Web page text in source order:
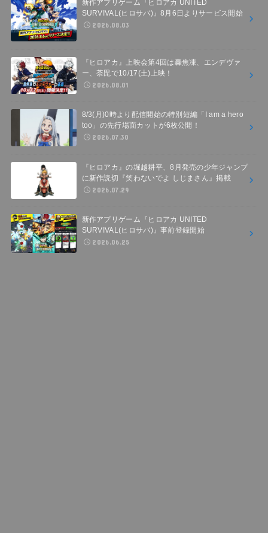
新作アプリゲーム『ヒロアカ UNITED
SURVIVAL(ヒロサバ)』8月6日よりサービス開始
2026.08.03
『ヒロアカ』上映会第4回は轟焦凍、エンデヴァ
ー、荼毘で10/17(土)上映！
2026.08.01
8/3(月)0時より配信開始の特別短編「I am a hero
too」の先行場面カットが6枚公開！
2026.07.30
『ヒロアカ』の堀越耕平、8月発売の少年ジャンプ
に新作読切『笑わないでよ しじまさん』掲載
2026.07.29
新作アプリゲーム『ヒロアカ UNITED
SURVIVAL(ヒロサバ)』事前登録開始
2026.06.25